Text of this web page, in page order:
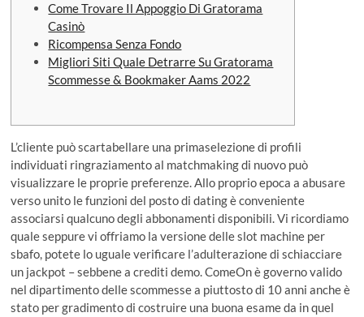
Come Trovare Il Appoggio Di Gratorama
Casinò
Ricompensa Senza Fondo
Migliori Siti Quale Detrarre Su Gratorama
Scommesse & Bookmaker Aams 2022
L’cliente può scartabellare una primaselezione di profili
individuati ringraziamento al matchmaking di nuovo può
visualizzare le proprie preferenze. Allo proprio epoca a abusare
verso unito le funzioni del posto di dating è conveniente
associarsi qualcuno degli abbonamenti disponibili. Vi ricordiamo
quale seppure vi offriamo la versione delle slot machine per
sbafo, potete lo uguale verificare l’adulterazione di schiacciare
un jackpot – sebbene a crediti demo.ComeOn è governo valido
nel dipartimento delle scommesse a piuttosto di 10 anni anche è
stato per gradimento di costruire una buona esame da in quel